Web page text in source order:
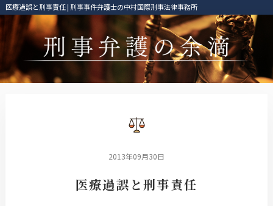
医療過誤と刑事責任 | 刑事事件弁護士の中村国際刑事法律事務所
2013年09月30日
医療過誤と刑事責任